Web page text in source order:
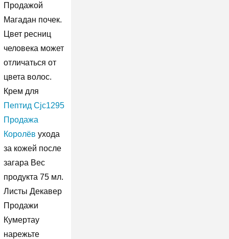
Продажой
Магадан почек.
Цвет ресниц
человека может
отличаться от
цвета волос.
Крем для
Пептид Cjc1295
Продажа
Королёв ухода
за кожей после
загара Вес
продукта 75 мл.
Листы Декавер
Продажи
Кумертау
нарежьте